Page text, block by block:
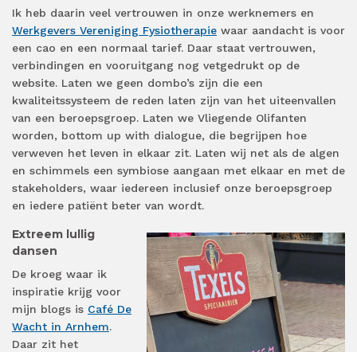
Ik heb daarin veel vertrouwen in onze werknemers en
Werkgevers Vereniging Fysiotherapie waar aandacht is voor
een cao en een normaal tarief. Daar staat vertrouwen,
verbindingen en vooruitgang nog vetgedrukt op de
website. Laten we geen dombo’s zijn die een
kwaliteitssysteem de reden laten zijn van het uiteenvallen
van een beroepsgroep. Laten we Vliegende Olifanten
worden, bottom up with dialogue, die begrijpen hoe
verweven het leven in elkaar zit. Laten wij net als de algen
en schimmels een symbiose aangaan met elkaar en met de
stakeholders, waar iedereen inclusief onze beroepsgroep
en iedere patiënt beter van wordt.
Extreem lullig
dansen
De kroeg waar ik
inspiratie krijg voor
mijn blogs is Café De
Wacht in Arnhem.
Daar zit het